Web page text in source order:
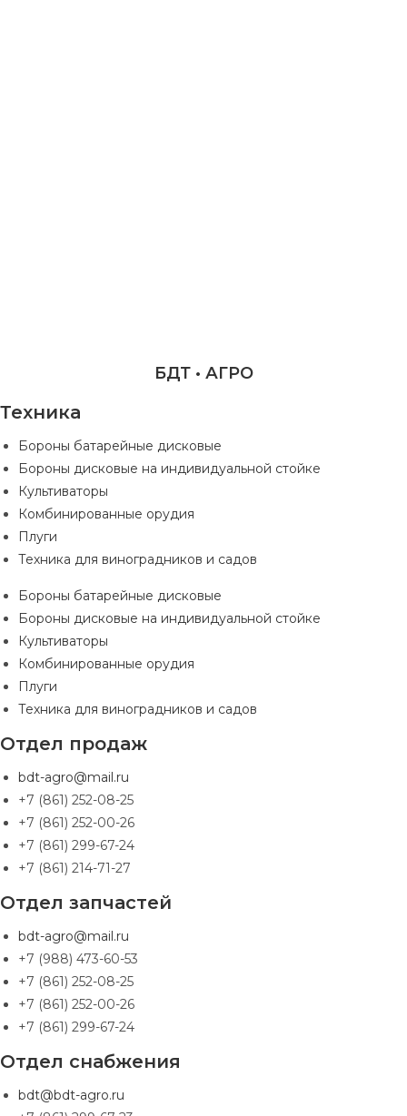
БДТ • АГРО
Техника
Бороны батарейные дисковые
Бороны дисковые на индивидуальной стойке
Культиваторы
Комбинированные орудия
Плуги
Техника для виноградников и садов
Бороны батарейные дисковые
Бороны дисковые на индивидуальной стойке
Культиваторы
Комбинированные орудия
Плуги
Техника для виноградников и садов
Отдел продаж
bdt-agro@mail.ru
+7 (861) 252-08-25
+7 (861) 252-00-26
+7 (861) 299-67-24
+7 (861) 214-71-27
Отдел запчастей
bdt-agro@mail.ru
+7 (988) 473-60-53
+7 (861) 252-08-25
+7 (861) 252-00-26
+7 (861) 299-67-24
Отдел снабжения
bdt@bdt-agro.ru